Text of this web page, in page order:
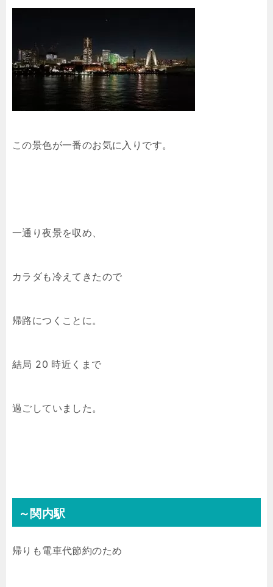
この景色が一番のお気に入りです。
一通り夜景を収め、
カラダも冷えてきたので
帰路につくことに。
結局 20 時近くまで
過ごしていました。
～関内駅
帰りも電車代節約のため